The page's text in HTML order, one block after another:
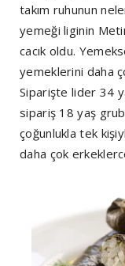
takım ruhunun
yemeği liginin
cacık oldu.
yemeklerini daha
Siparişte lider 34
sipariş 18 yaş
çoğunlukla tek
daha çok